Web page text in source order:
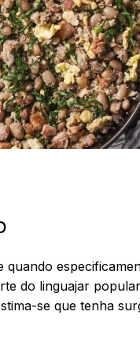
do linguajar
se que tenha